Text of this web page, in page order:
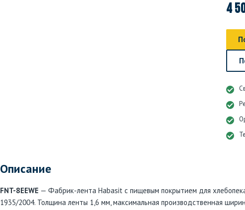
4
Описание
FNT-8EEWE — Фабрик-лента Habasit с пищевым покрытием для
1935/2004. Толщина ленты 1,6 мм, максимальная производственная